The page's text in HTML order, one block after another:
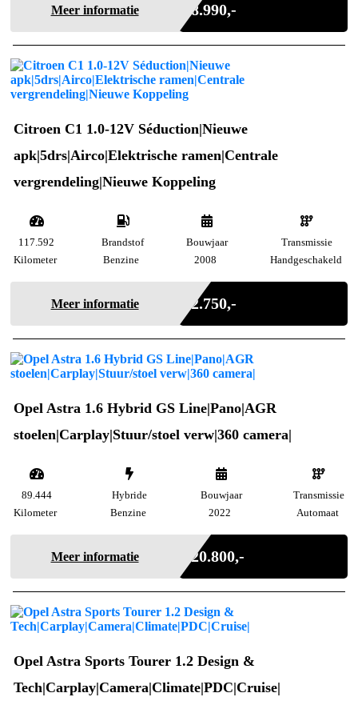
Meer informatie € 8.990,-
Citroen C1 1.0-12V Séduction|Nieuwe
apk|5drs|Airco|Elektrische ramen|Centrale
vergrendeling|Nieuwe Koppeling
117.592
Kilometer
Brandstof
Benzine
Bouwjaar
2008
Transmissie
Handgeschakeld
Meer informatie € 2.750,-
Opel Astra 1.6 Hybrid GS Line|Pano|AGR
stoelen|Carplay|Stuur/stoel verw|360 camera|
89.444
Kilometer
Hybride
Benzine
Bouwjaar
2022
Transmissie
Automaat
Meer informatie € 20.800,-
Opel Astra Sports Tourer 1.2 Design &
Tech|Carplay|Camera|Climate|PDC|Cruise|